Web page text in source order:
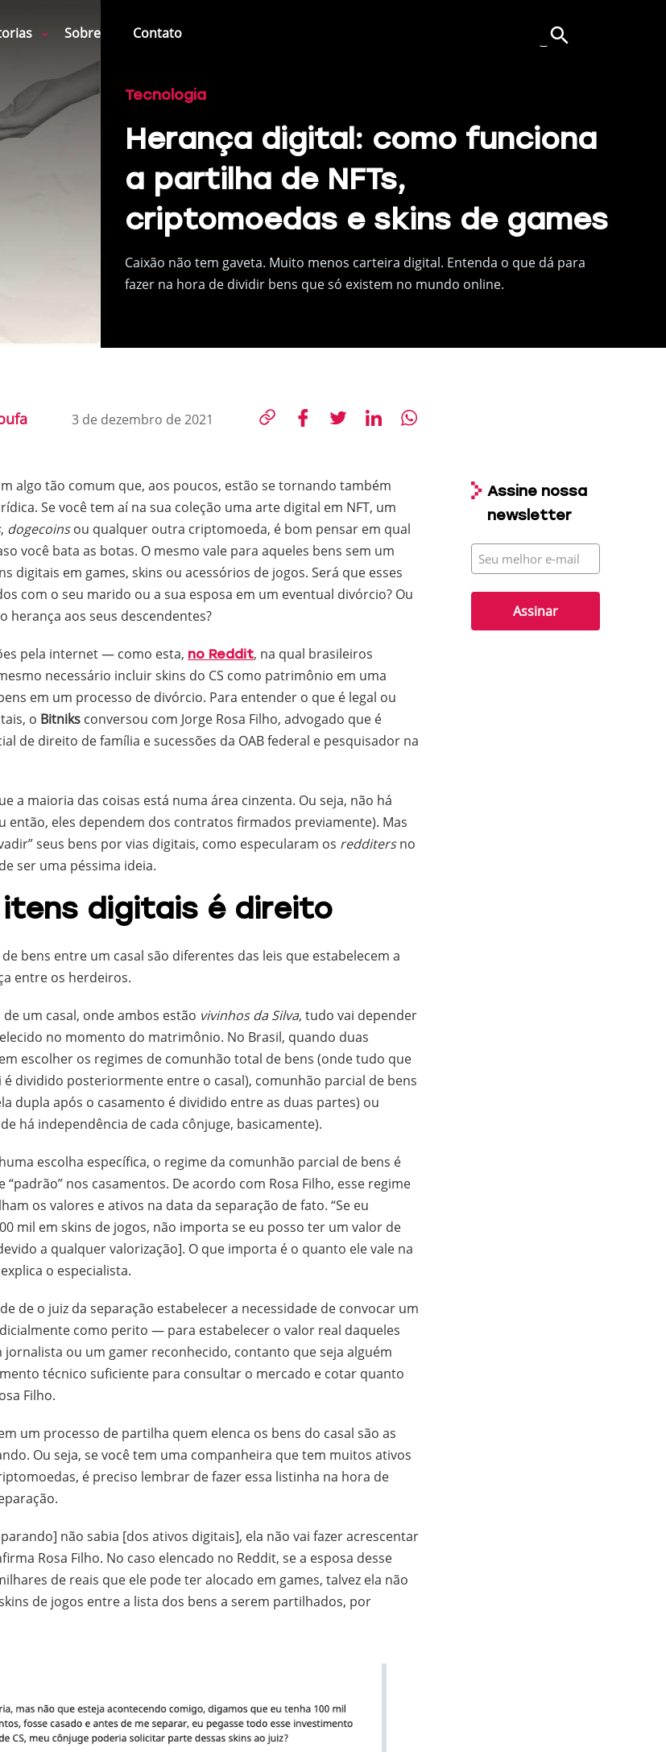
Sobre Contato
Tecnologia
Herança digital: como funciona
a partilha de NFTs,
criptomoedas e skins de games
Caixão não tem gaveta. Muito menos carteira digital. Entenda o que dá para
fazer na hora de dividir bens que só existem no mundo online.
3 de dezembro de 2021
Assine nossa
newsletter
E-
mail
algo tão comum que, aos poucos, estão se tornando também
Se você tem aí na sua coleção uma arte digital em NFT, um
, dogecoinsou qualquer outra criptomoeda, é bom pensar em qual
você bata as botas. O mesmo vale para aqueles bens sem um
digitais em games, skins ou acessórios de jogos. Será que esses
com o seu marido ou a sua esposa em um eventual divórcio? Ou
herança aos seus descendentes?
pela internet — como esta, no Reddit, na qual brasileiros
necessário incluir skins do CS como patrimônio em uma
em um processo de divórcio. Para entender o que é legal ou
o Bitniks conversou com Jorge Rosa Filho, advogado que é
de direito de família e sucessões da OAB federal e pesquisador na
a maioria das coisas está numa área cinzenta. Ou seja, não há
então, eles dependem dos contratos firmados previamente). Mas
seus bens por vias digitais, como especularam os redditersno
ser uma péssima ideia.
digitais é direito
bens entre um casal são diferentes das leis que estabelecem a
entre os herdeiros.
um casal, onde ambos estão vivinhos da Silva, tudo vai depender
no momento do matrimônio. No Brasil, quando duas
escolher os regimes de comunhão total de bens (onde tudo que
é dividido posteriormente entre o casal), comunhão parcial de bens
dupla após o casamento é dividido entre as duas partes) ou
há independência de cada cônjuge, basicamente).
escolha específica, o regime da comunhão parcial de bens é
nos casamentos. De acordo com Rosa Filho, esse regime
os valores e ativos na data da separação de fato. “Se eu
mil em skins de jogos, não importa se eu posso ter um valor de
a qualquer valorização]. O que importa é o quanto ele vale na
o especialista.
de o juiz da separação estabelecer a necessidade de convocar um
como perito — para estabelecer o valor real daqueles
jornalista ou um gamer reconhecido, contanto que seja alguém
técnico suficiente para consultar o mercado e cotar quanto
Filho.
um processo de partilha quem elenca os bens do casal são as
Ou seja, se você tem uma companheira que tem muitos ativos
é preciso lembrar de fazer essa listinha na hora de
não sabia [dos ativos digitais], ela não vai fazer acrescentar
Rosa Filho. No caso elencado no Reddit, se a esposa desse
de reais que ele pode ter alocado em games, talvez ela não
de jogos entre a lista dos bens a serem partilhados, por